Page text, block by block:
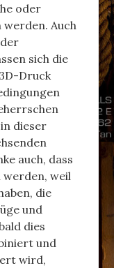
oder
werden. Auch
sich die
Druck
dieser
auch, dass
weil
die
und
dies
und
wird,